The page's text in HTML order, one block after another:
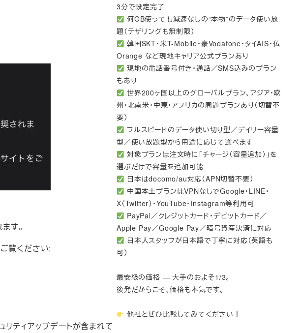
す。
覧ください:
ティアップデートが含まれて
3分で設定完了
何GB使っても減速なしの“本物”のデータ使い放
題（テザリングも無制限）
韓国SKT・米T-Mobile・豪Vodafone・タイAIS・仏
Orange など現地キャリア公式プランあり
現地の電話番号付き・通話／SMS込みのプラン
もあり
世界200ヶ国以上のグローバルプラン、アジア・欧
州・北南米・中東・アフリカの周遊プランあり（切替不
要）
フルスピードのデータ使い切り型／デイリー容量
型／使い放題型から用途に応じて選べます
対象プランは注文時に「チャージ（容量追加）」を
選ぶだけで容量を追加可能
日本はdocomo/au対応（APN切替不要）
中国本土プランはVPNなしでGoogle・LINE・
X（Twitter）・YouTube・Instagram等利用可
PayPal／クレジットカード・デビットカード／
Apple Pay／Google Pay／暗号資産決済に対応
日本人スタッフが日本語で丁寧に対応（英語も
可）
最安級の価格 — 大手のおよそ1/3。
後発だからこそ、価格も本気です。
他社とぜひ比較してみてください！